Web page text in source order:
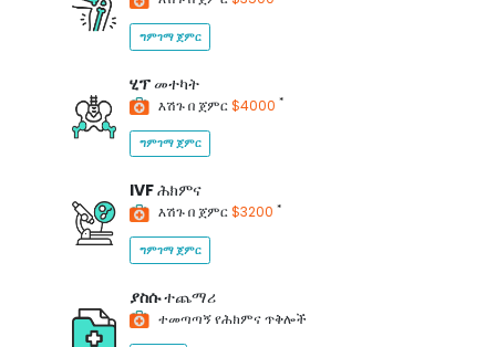
ግምገማ ጀምር
ሂፕመተካት
እሽጉ በ ጀምር$4000 *
ግምገማ ጀምር
IVFሕክምና
እሽጉ በ ጀምር$3200 *
ግምገማ ጀምር
ያስሱተጨማሪ
ተመጣጣኝ የሕክምና ጥቅሎች